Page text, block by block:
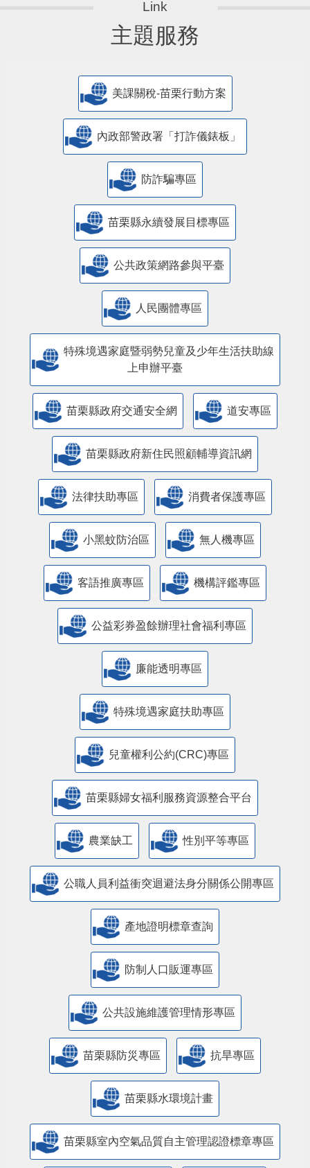
主題服務
美課關稅-苗栗行動方案
內政部警政署「打詐儀錶板」
防詐騙專區
苗栗縣永續發展目標專區
公共政策網路參與平臺
人民團體專區
特殊境遇家庭暨弱勢兒童及少年生活扶助線
上申辦平臺
苗栗縣政府交通安全網 道安專區
苗栗縣政府新住民照顧輔導資訊網
法律扶助專區 消費者保護專區
小黑蚊防治區 無人機專區
客語推廣專區 機構評鑑專區
公益彩券盈餘辦理社會福利專區
廉能透明專區
特殊境遇家庭扶助專區
兒童權利公約(CRC)專區
苗栗縣婦女福利服務資源整合平台
農業缺工 性別平等專區
公職人員利益衝突迴避法身分關係公開專區
產地證明標章查詢
防制人口販運專區
​公共設施維護管理情形專區
苗栗縣防災專區 抗旱專區
苗栗縣水環境計畫
苗栗縣室內空氣品質自主管理認證標章專區